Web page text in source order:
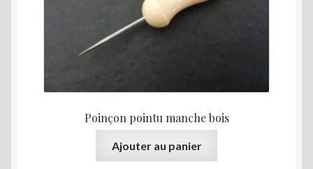
Poinçon pointu manche bois
Ajouter au panier